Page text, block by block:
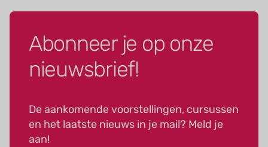
Abonneer je op onze
nieuwsbrief!
De aankomende voorstellingen, cursussen
en het laatste nieuws in je mail? Meld je
aan!